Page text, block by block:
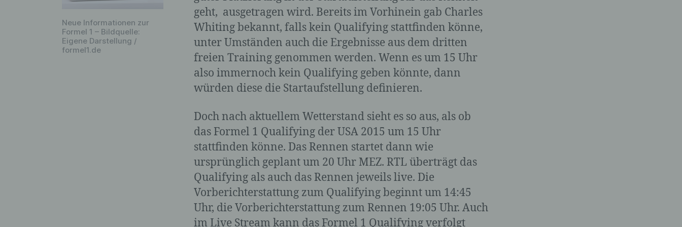
Neue Informationen zur
Formel 1 – Bildquelle:
Eigene Darstellung /
formel1.de
geht, ausgetragen wird. Bereits im Vorhinein gab Charles
Whiting bekannt, falls kein Qualifying stattfinden könne,
unter Umständen auch die Ergebnisse aus dem dritten
freien Training genommen werden. Wenn es um 15 Uhr
also immernoch kein Qualifying geben könnte, dann
würden diese die Startaufstellung definieren.
Doch nach aktuellem Wetterstand sieht es so aus, als ob
das Formel 1 Qualifying der USA 2015 um 15 Uhr
stattfinden könne. Das Rennen startet dann wie
ursprünglich geplant um 20 Uhr MEZ. RTL überträgt das
Qualifying als auch das Rennen jeweils live. Die
Vorberichterstattung zum Qualifying beginnt um 14:45
Uhr, die Vorberichterstattung zum Rennen 19:05 Uhr. Auch
im Live Stream kann das Formel 1 Qualifying verfolgt
c) Verarbeitung
Verarbeitung ist jeder mit oder ohne Hilfe automatisierter
Verfahren ausgeführte Vorgang oder jede solche
Vorgangsreihe im Zusammenhang mit personenbezogenen
Daten wie das Erheben, das Erfassen, die Organisation, das
Ordnen, die Speicherung, die Anpassung oder Veränderung,
das Auslesen, das Abfragen, die Verwendung, die
Offenlegung durch Übermittlung, Verbreitung oder eine
Verknüpfung, die Einschränkung, das Löschen oder die
Vernichtung.
d) Einschränkung der Verarbeitung
Einschränkung der Verarbeitung ist die Markierung
gespeicherter personenbezogener Daten mit dem Ziel, ihre
künftige Verarbeitung einzuschränken.